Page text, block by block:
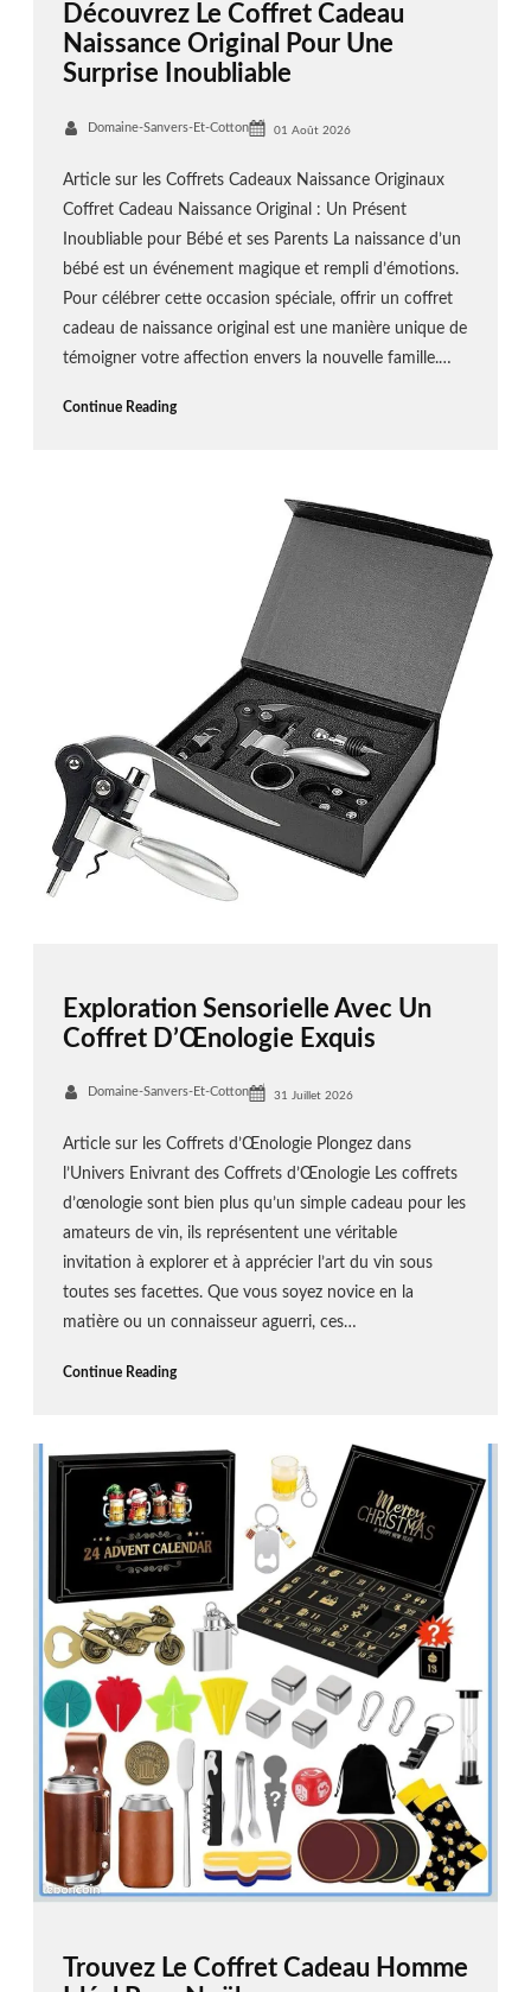
Découvrez Le Coffret Cadeau
Naissance Original Pour Une
Surprise Inoubliable
Domaine-Sanvers-Et-Cotton 01 Août 2026
Article sur les Coffrets Cadeaux Naissance Originaux
Coffret Cadeau Naissance Original : Un Présent
Inoubliable pour Bébé et ses Parents La naissance d’un
bébé est un événement magique et rempli d’émotions.
Pour célébrer cette occasion spéciale, offrir un coffret
cadeau de naissance original est une manière unique de
témoigner votre affection envers la nouvelle famille.…
Continue Reading
Exploration Sensorielle Avec Un
Coffret D’Œnologie Exquis
Domaine-Sanvers-Et-Cotton 31 Juillet 2026
Article sur les Coffrets d’Œnologie Plongez dans
l’Univers Enivrant des Coffrets d’Œnologie Les coffrets
d’œnologie sont bien plus qu’un simple cadeau pour les
amateurs de vin, ils représentent une véritable
invitation à explorer et à apprécier l’art du vin sous
toutes ses facettes. Que vous soyez novice en la
matière ou un connaisseur aguerri, ces…
Continue Reading
Trouvez Le Coffret Cadeau Homme